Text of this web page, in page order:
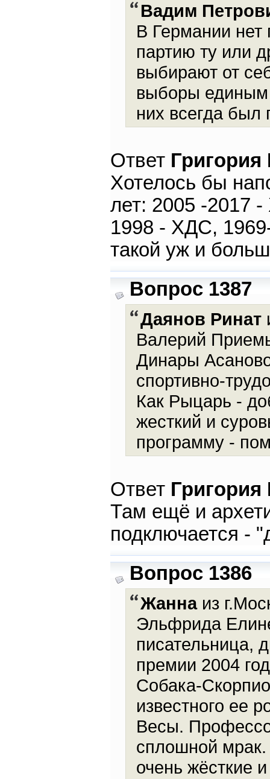
Вадим
В Германии
партию ту или
выбирают от
выборы
них всегда был
Ответ
Хотелось бы
лет: 2005 -2017
1998 - ХДС,
такой уж и
Вопрос 1387
Даянов Ринат
Валерий
Динары
спортивно-
Как Рыцарь -
жесткий и
программу -
Ответ
Там ещё и
подключается -
Вопрос 1386
Жаннаиз
Эльфрида
писательница,
премии 2004
Собака-
известного ее
Весы.
сплошной
очень жёсткие